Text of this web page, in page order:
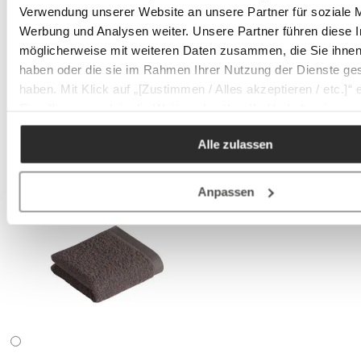
Verwendung unserer Website an unsere Partner für soziale
Werbung und Analysen weiter. Unsere Partner führen diese
möglicherweise mit weiteren Daten zusammen, die Sie
haben oder die sie im Rahmen Ihrer Nutzung der Dienste
haben. Mit Klick auf „[Zustimmen / Alles akzeptieren / etc.]“
unseren Partner, die shopware AG (Ebbinghoff 10, 48624
Deutschland), die diese Daten Ihnen nicht persönlich
aber zu eigenen Zwecken (z.B. Produktverbesserungen,
Marktverhaltensanalysen) verarbeiten darf.
Alle zulassen
Anpassen